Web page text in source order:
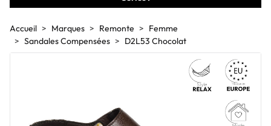
Accueil Marques Remonte
Femme
Sandales Compensées
D2L53 Chocolat